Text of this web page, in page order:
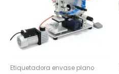
Etiquetadora envase plano